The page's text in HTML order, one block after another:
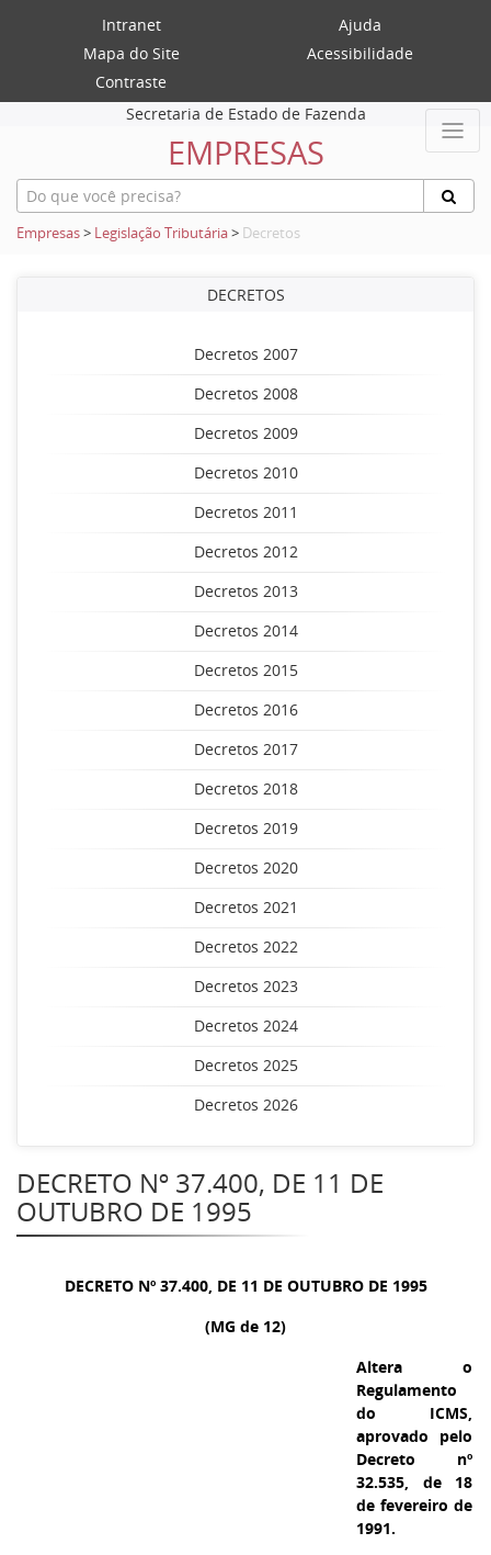
Intranet
Ajuda
Mapa do Site
Acessibilidade
Contraste
Secretaria de Estado de Fazenda
EMPRESAS
Empresas> Legislação Tributária> Decretos
DECRETOS
Decretos 2007
Decretos 2008
Decretos 2009
Decretos 2010
Decretos 2011
Decretos 2012
Decretos 2013
Decretos 2014
Decretos 2015
Decretos 2016
Decretos 2017
Decretos 2018
Decretos 2019
Decretos 2020
Decretos 2021
Decretos 2022
Decretos 2023
Decretos 2024
Decretos 2025
Decretos 2026
DECRETO Nº 37.400, DE 11 DE
OUTUBRO DE 1995
DECRETO Nº 37.400, DE 11 DE OUTUBRO DE 1995
(MG de 12)
Altera o
Regulamento
do ICMS,
aprovado pelo
Decreto nº
32.535, de 18
de fevereiro de
1991.